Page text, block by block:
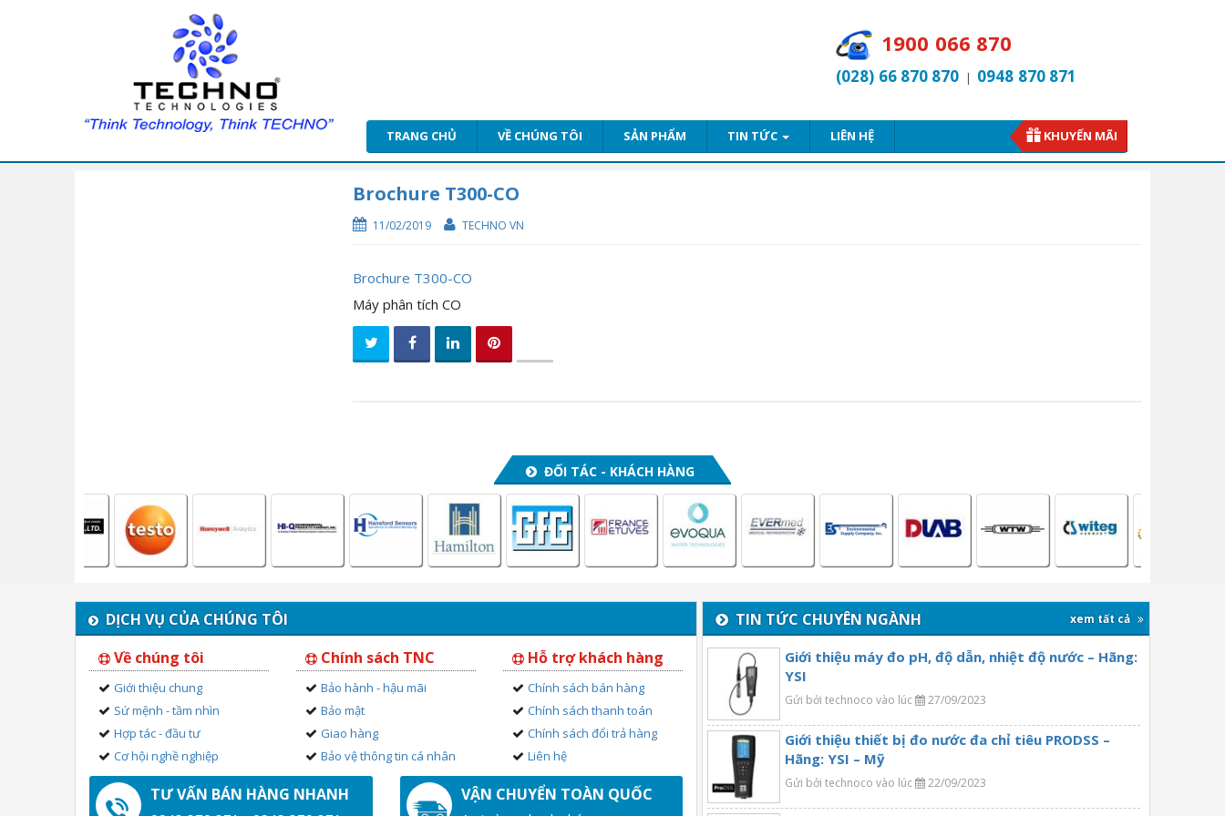
1900 066 870
(028) 66 870 870 | 0948 870 871
TRANG CHỦ VỀ CHÚNG TÔI SẢN PHẨM TIN TỨC LIÊN HỆ KHUYẾN MÃI
Brochure T300-CO
11/02/2019 TECHNO VN
Brochure T300-CO
Máy phân tích CO
ĐỐI TÁC - KHÁCH HÀNG
DỊCH VỤ CỦA CHÚNG TÔI
Về chúng tôi
Giới thiệu chung
Sứ mệnh - tầm nhìn
Hợp tác - đầu tư
Cơ hội nghề nghiệp
Chính sách TNC
Bảo hành - hậu mãi
Bảo mật
Giao hàng
Bảo vệ thông tin cá nhân
Hỗ trợ khách hàng
Chính sách bán hàng
Chính sách thanh toán
Chính sách đổi trả hàng
Liên hệ
TƯ VẤN BÁN HÀNG NHANH VẬN CHUYỂN TOÀN QUỐC
TIN TỨC CHUYÊN NGÀNH xem tất cả
Giới thiệu máy đo pH, độ dẫn, nhiệt độ nước – Hãng:
YSI
Gửi bởi technoco vào lúc 27/09/2023
Giới thiệu thiết bị đo nước đa chỉ tiêu PRODSS –
Hãng: YSI – Mỹ
Gửi bởi technoco vào lúc 22/09/2023